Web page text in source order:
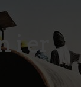
i er